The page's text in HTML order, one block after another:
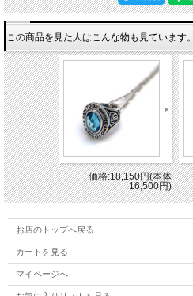
この商品を見た人はこんな物も見ています。
価格:18,150円(本体
16,500円)
お店のトップへ戻る
カートを見る
マイページへ